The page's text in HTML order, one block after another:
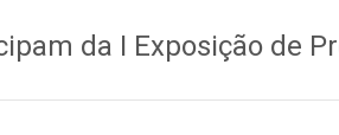
da I Exposição de